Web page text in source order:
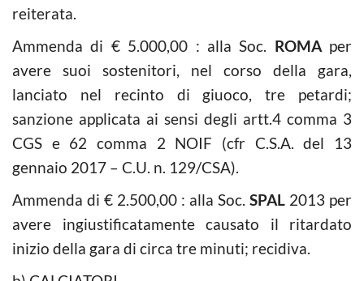
reiterata.
Ammenda di € 5.000,00 : alla Soc. ROMAper
avere suoi sostenitori, nel corso della gara,
lanciato nel recinto di giuoco, tre petardi;
sanzione applicata ai sensi degli artt.4 comma 3
CGS e 62 comma 2 NOIF (cfr C.S.A. del 13
gennaio 2017 – C.U. n. 129/CSA).
Ammenda di € 2.500,00 : alla Soc. SPAL 2013 per
avere ingiustificatamente causato il ritardato
inizio della gara di circa tre minuti; recidiva.